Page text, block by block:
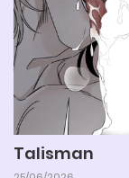
Talisman